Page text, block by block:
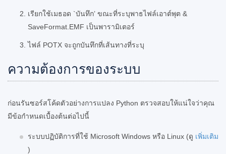
เรียกใช้เมธอด `บันทึก’ ขณะที่ระบุพาธไฟล์เอาต์พุต &
SaveFormat.EMF เป็นพารามิเตอร์
ไฟล์ POTX จะถูกบันทึกที่เส้นทางที่ระบุ
ความต้องการของระบบ
ก่อนรันซอร์สโค้ดตัวอย่างการแปลง Python ตรวจสอบให้แน่ใจว่าคุณ
มีข้อกำหนดเบื้องต้นต่อไปนี้
ระบบปฏิบัติการที่ใช้ Microsoft Windows หรือ Linux (ดู เพิ่มเติม
)